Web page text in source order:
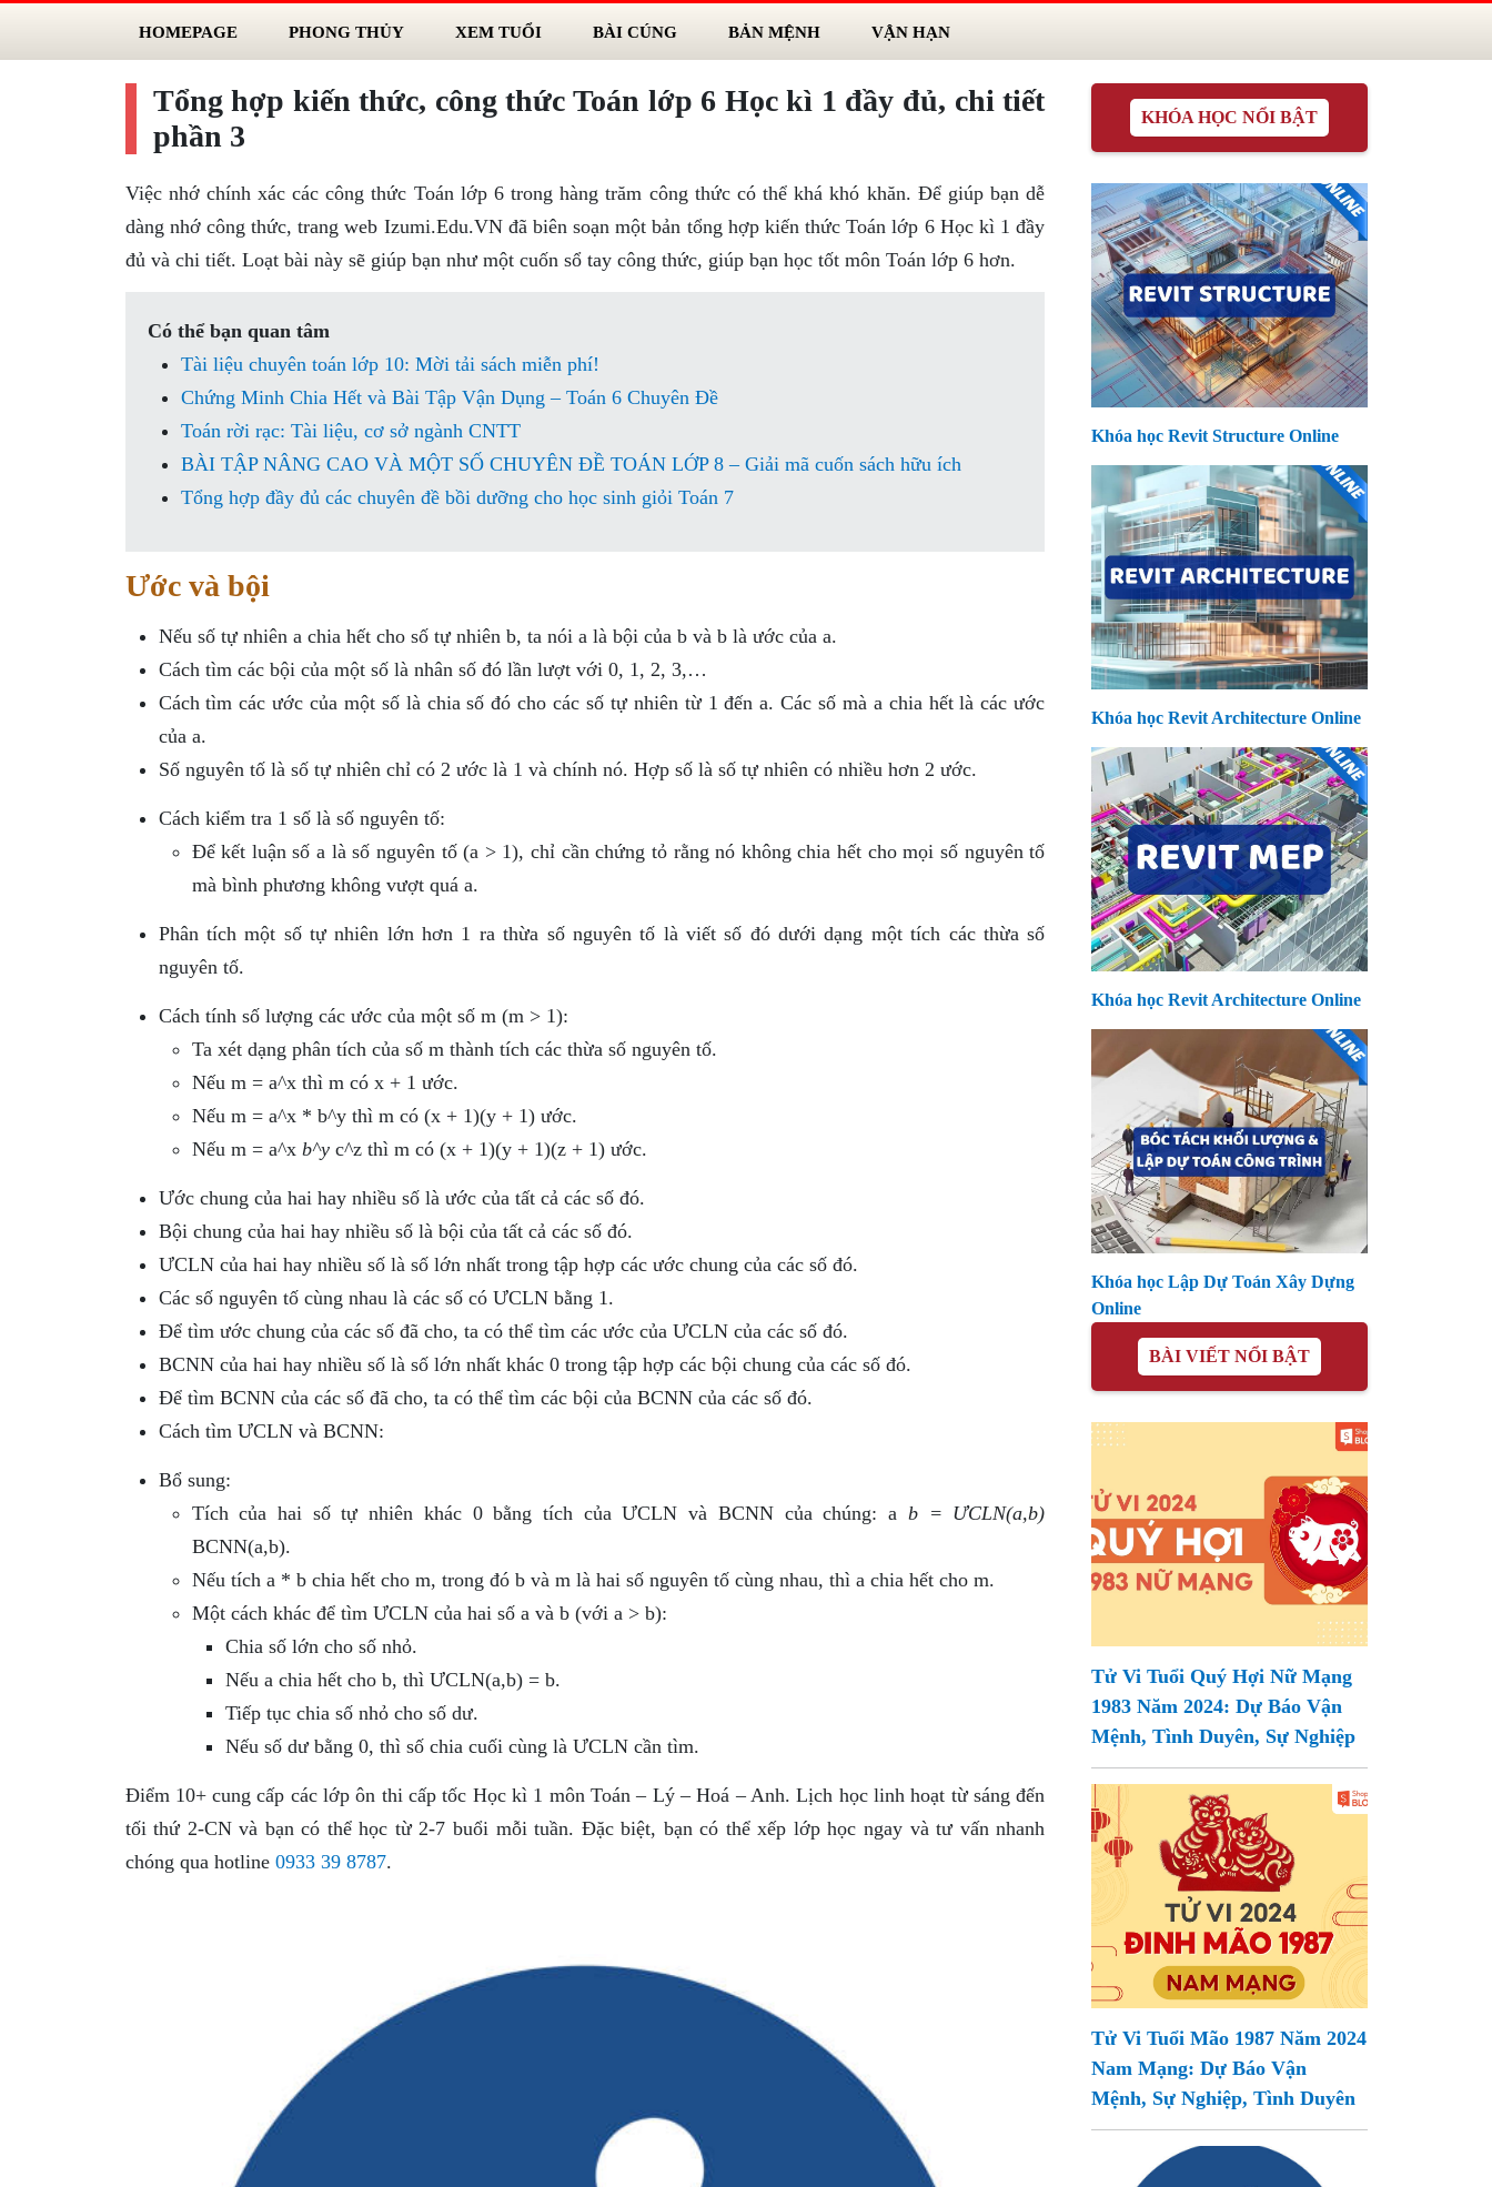
HOMEPAGE PHONG THỦY XEM TUỔI BÀI CÚNG BẢN MỆNH VẬN HẠN
Tổng hợp kiến thức, công thức Toán lớp 6 Học kì 1 đầy đủ, chi tiết
phần 3
Việc nhớ chính xác các công thức Toán lớp 6 trong hàng trăm công thức có thể khá khó khăn. Để giúp bạn dễ
dàng nhớ công thức, trang web Izumi.Edu.VN đã biên soạn một bản tổng hợp kiến thức Toán lớp 6 Học kì 1 đầy
đủ và chi tiết. Loạt bài này sẽ giúp bạn như một cuốn sổ tay công thức, giúp bạn học tốt môn Toán lớp 6 hơn.
Có thể bạn quan tâm
Tài liệu chuyên toán lớp 10: Mời tải sách miễn phí!
Chứng Minh Chia Hết và Bài Tập Vận Dụng – Toán 6 Chuyên Đề
Toán rời rạc: Tài liệu, cơ sở ngành CNTT
BÀI TẬP NÂNG CAO VÀ MỘT SỐ CHUYÊN ĐỀ TOÁN LỚP 8 – Giải mã cuốn sách hữu ích
Tổng hợp đầy đủ các chuyên đề bồi dưỡng cho học sinh giỏi Toán 7
Ước và bội
Nếu số tự nhiên a chia hết cho số tự nhiên b, ta nói a là bội của b và b là ước của a.
Cách tìm các bội của một số là nhân số đó lần lượt với 0, 1, 2, 3,…
Cách tìm các ước của một số là chia số đó cho các số tự nhiên từ 1 đến a. Các số mà a chia hết là các ước
của a.
Số nguyên tố là số tự nhiên chỉ có 2 ước là 1 và chính nó. Hợp số là số tự nhiên có nhiều hơn 2 ước.
Cách kiểm tra 1 số là số nguyên tố:
Để kết luận số a là số nguyên tố (a > 1), chỉ cần chứng tỏ rằng nó không chia hết cho mọi số nguyên tố
mà bình phương không vượt quá a.
Phân tích một số tự nhiên lớn hơn 1 ra thừa số nguyên tố là viết số đó dưới dạng một tích các thừa số
nguyên tố.
Cách tính số lượng các ước của một số m (m > 1):
Ta xét dạng phân tích của số m thành tích các thừa số nguyên tố.
Nếu m = a^x thì m có x + 1 ước.
Nếu m = a^x * b^y thì m có (x + 1)(y + 1) ước.
Nếu m = a^x b^y c^z thì m có (x + 1)(y + 1)(z + 1) ước.
Ước chung của hai hay nhiều số là ước của tất cả các số đó.
Bội chung của hai hay nhiều số là bội của tất cả các số đó.
ƯCLN của hai hay nhiều số là số lớn nhất trong tập hợp các ước chung của các số đó.
Các số nguyên tố cùng nhau là các số có ƯCLN bằng 1.
Để tìm ước chung của các số đã cho, ta có thể tìm các ước của ƯCLN của các số đó.
BCNN của hai hay nhiều số là số lớn nhất khác 0 trong tập hợp các bội chung của các số đó.
Để tìm BCNN của các số đã cho, ta có thể tìm các bội của BCNN của các số đó.
Cách tìm ƯCLN và BCNN:
Bổ sung:
Tích của hai số tự nhiên khác 0 bằng tích của ƯCLN và BCNN của chúng: a b = ƯCLN(a,b)
BCNN(a,b).
Nếu tích a * b chia hết cho m, trong đó b và m là hai số nguyên tố cùng nhau, thì a chia hết cho m.
Một cách khác để tìm ƯCLN của hai số a và b (với a > b):
Chia số lớn cho số nhỏ.
Nếu a chia hết cho b, thì ƯCLN(a,b) = b.
Tiếp tục chia số nhỏ cho số dư.
Nếu số dư bằng 0, thì số chia cuối cùng là ƯCLN cần tìm.
Điểm 10+ cung cấp các lớp ôn thi cấp tốc Học kì 1 môn Toán – Lý – Hoá – Anh. Lịch học linh hoạt từ sáng đến
tối thứ 2-CN và bạn có thể học từ 2-7 buổi mỗi tuần. Đặc biệt, bạn có thể xếp lớp học ngay và tư vấn nhanh
chóng qua hotline 0933 39 8787.
KHÓA HỌC NỔI BẬT
Khóa học Revit Structure Online
Khóa học Revit Architecture Online
Khóa học Revit Architecture Online
Khóa học Lập Dự Toán Xây Dựng
Online
BÀI VIẾT NỔI BẬT
Tử Vi Tuổi Quý Hợi Nữ Mạng
1983 Năm 2024: Dự Báo Vận
Mệnh, Tình Duyên, Sự Nghiệp
Tử Vi Tuổi Mão 1987 Năm 2024
Nam Mạng: Dự Báo Vận
Mệnh, Sự Nghiệp, Tình Duyên